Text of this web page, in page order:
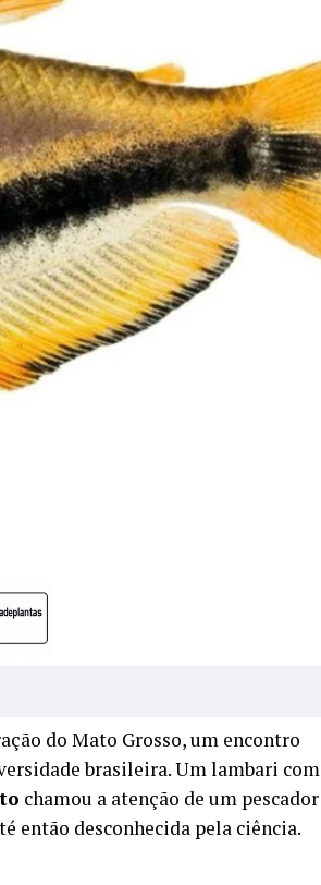
do Mato Grosso, um encontro
brasileira. Um lambari com
chamou a atenção de um pescador
então desconhecida pela ciência.